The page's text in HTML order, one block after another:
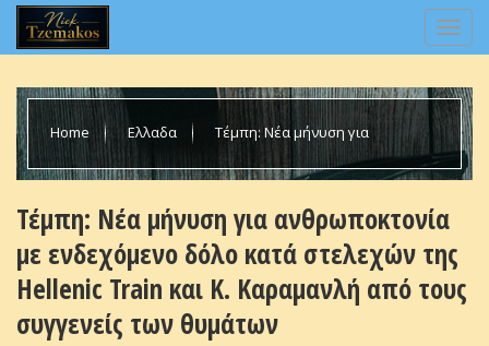
Home Ελλαδα Τέμπη: Νέα μήνυση για
Hellenic Train και Κ. Καραμανλή από τους συγγενείς των
θυμάτων
Τέμπη: Νέα μήνυση για ανθρωποκτονία
με ενδεχόμενο δόλο κατά στελεχών της
Hellenic Train και Κ. Καραμανλή από τους
συγγενείς των θυμάτων